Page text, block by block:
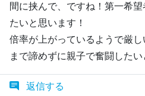
間に挟んで、ですね！第一希
たいと思います！
倍率が上がっているようで厳
まで諦めずに親子で奮闘したい
返信する